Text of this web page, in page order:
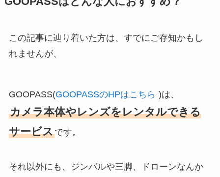
この記事に辿り着いた方は、すでにご存知かもし
れませんが、
GOOPASS(GOOPASSのHPはこちら )は、
カメラ本体やレンズをレンタルできる
サービスです。
それ以外にも、ジンバルや三脚、ドローンなんか